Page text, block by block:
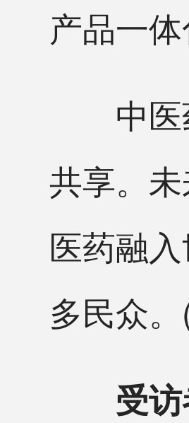
产品一体
中医
共享。
医药融
多民众
受访